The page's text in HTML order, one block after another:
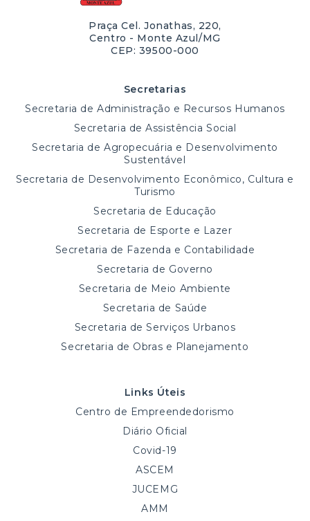
Praça Cel. Jonathas, 220,
Centro - Monte Azul/MG
CEP: 39500-000
Secretarias
Secretaria de Administração e Recursos Humanos
Secretaria de Assistência Social
Secretaria de Agropecuária e Desenvolvimento
Sustentável
Secretaria de Desenvolvimento Econômico, Cultura e
Turismo
Secretaria de Educação
Secretaria de Esporte e Lazer
Secretaria de Fazenda e Contabilidade
Secretaria de Governo
Secretaria de Meio Ambiente
Secretaria de Saúde
Secretaria de Serviços Urbanos
Secretaria de Obras e Planejamento
Links Úteis
Centro de Empreendedorismo
Diário Oficial
Covid-19
ASCEM
JUCEMG
AMM